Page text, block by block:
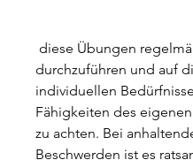
durchzuführen und auf
individuellen
Fähigkeiten des
zu achten. Bei
Beschwerden ist es